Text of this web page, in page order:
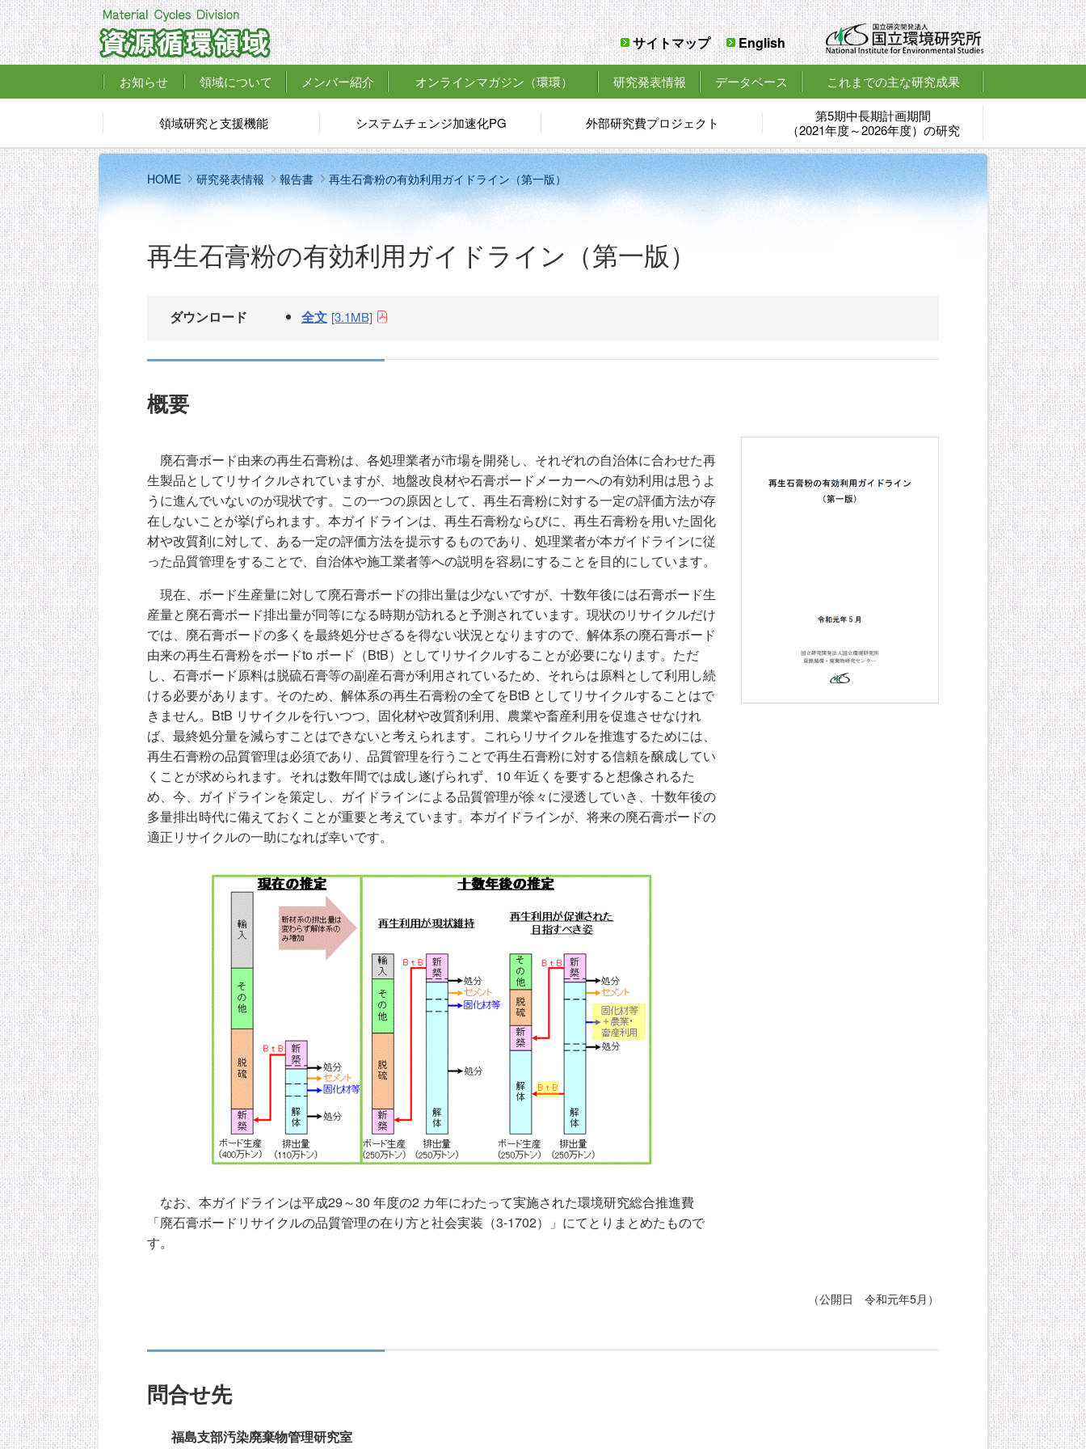
サイトマップ English
お知らせ 領域について メンバー紹介 オンラインマガジン （環環） 研究発表情報 データベース これまでの主な研究成果
領域研究と支援機能 システムチェンジ加速化PG 外部研究費プロジェクト
第5期中長期計画期間
（2021年度～2026年度）の研究
HOME 研究発表情報 報告書 再生石膏粉の有効利用ガイドライン（第一版）
再生石膏粉の有効利用ガイドライン（第一版）
ダウンロード 全文 [3.1MB]
概要
廃石膏ボード由来の再生石膏粉は、各処理業者が市場を開発し、それぞれの自治体に合わせた再
生製品としてリサイクルされていますが、地盤改良材や石膏ボードメーカーへの有効利用は思うよ
うに進んでいないのが現状です。この一つの原因として、再生石膏粉に対する一定の評価方法が存
在しないことが挙げられます。本ガイドラインは、再生石膏粉ならびに、再生石膏粉を用いた固化
材や改質剤に対して、ある一定の評価方法を提示するものであり、処理業者が本ガイドラインに従
った品質管理をすることで、自治体や施工業者等への説明を容易にすることを目的にしています。
現在、ボード生産量に対して廃石膏ボードの排出量は少ないですが、十数年後には石膏ボード生
産量と廃石膏ボード排出量が同等になる時期が訪れると予測されています。現状のリサイクルだけ
では、廃石膏ボードの多くを最終処分せざるを得ない状況となりますので、解体系の廃石膏ボード
由来の再生石膏粉をボードto ボード（BtB）としてリサイクルすることが必要になります。ただ
し、石膏ボード原料は脱硫石膏等の副産石膏が利用されているため、それらは原料として利用し続
ける必要があります。そのため、解体系の再生石膏粉の全てをBtB としてリサイクルすることはで
きません。BtB リサイクルを行いつつ、固化材や改質剤利用、農業や畜産利用を促進させなけれ
ば、最終処分量を減らすことはできないと考えられます。これらリサイクルを推進するためには、
再生石膏粉の品質管理は必須であり、品質管理を行うことで再生石膏粉に対する信頼を醸成してい
くことが求められます。それは数年間では成し遂げられず、10 年近くを要すると想像されるた
め、今、ガイドラインを策定し、ガイドラインによる品質管理が徐々に浸透していき、十数年後の
多量排出時代に備えておくことが重要と考えています。本ガイドラインが、将来の廃石膏ボードの
適正リサイクルの一助になれば幸いです。
なお、本ガイドラインは平成29～30 年度の2 カ年にわたって実施された環境研究総合推進費
「廃石膏ボードリサイクルの品質管理の在り方と社会実装（3-1702）」にてとりまとめたもので
す。
（公開日 令和元年5月）
問合せ先
福島支部汚染廃棄物管理研究室